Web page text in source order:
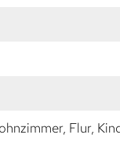
Flur,